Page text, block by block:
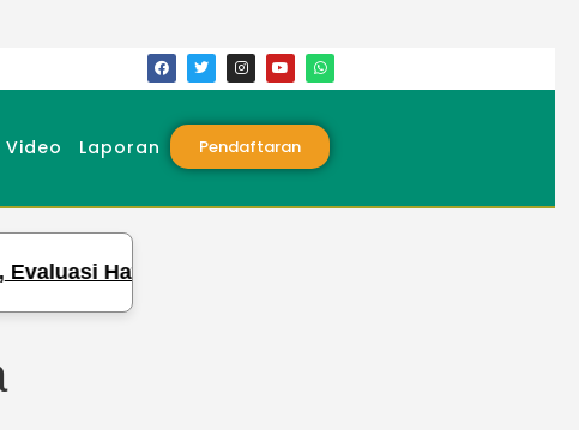
Laporan Pendaftaran
Hafalan dan Pengetahuan Para Santri